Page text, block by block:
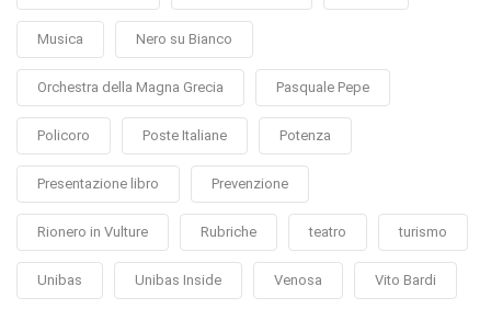
Musica Nero su Bianco
Orchestra della Magna Grecia Pasquale Pepe
Policoro Poste Italiane Potenza
Presentazione libro Prevenzione
Rionero in Vulture Rubriche teatro turismo
Unibas Unibas Inside Venosa Vito Bardi